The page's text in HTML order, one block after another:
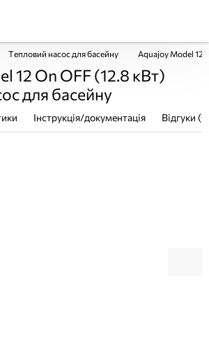
Тепловий насос для басейну Aquajoy Model 12
12 On OFF (12.8 кВт)
для басейну
Інструкція/документація Відгуки